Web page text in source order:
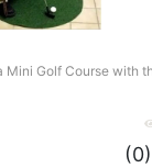
Mini Golf Course with
(0)